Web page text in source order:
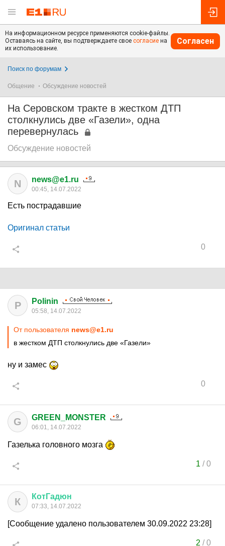
На информационном ресурсе применяются cookie-файлы.
Оставаясь на сайте, вы подтверждаете свое согласие на
их использование.
Согласен
Поиск по форумам
Общение Обсуждение новостей
На Серовском тракте в жестком ДТП
столкнулись две «Газели», одна
перевернулась
Обсуждение новостей
N news@e1.ru
00:45, 14.07.2022
Есть пострадавшие
Оригинал статьи
0
P Polinin
05:58, 14.07.2022
От пользователя news@e1.ru
в жестком ДТП столкнулись две «Газели»
ну и замес
0
G GREEN_MONSTER
06:01, 14.07.2022
Газелька головного мозга
1 /0
К КотГадюн
07:33, 14.07.2022
[Сообщение удалено пользователем 30.09.2022 23:28]
2 /0